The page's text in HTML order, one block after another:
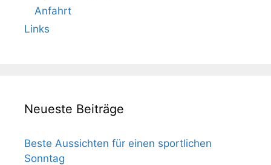
Anfahrt
Links
Neueste Beiträge
Beste Aussichten für einen sportlichen
Sonntag